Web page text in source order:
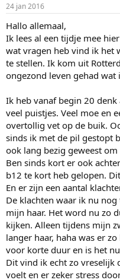
24 jan 2016
Hallo allemaal,
Ik lees al een tijdje mee
wat vragen heb vind ik het
te stellen. Ik kom uit
ongezond leven gehad wat
Ik heb vanaf begin 20
veel puistjes. Veel moe en
overtollig vet op de buik.
sinds ik met de pil gestopt
ook lang bezig geweest
Ben sinds kort er ook
b12 te kort heb gelopen.
En er zijn een aantal
De klachten waar ik nu
mijn haar. Het word nu zo
kijken. Alleen tijdens mijn
langer haar, haha was er
voor korte duur en is het
Dit vind ik echt zo vreselijk
voelt en er zeker stress